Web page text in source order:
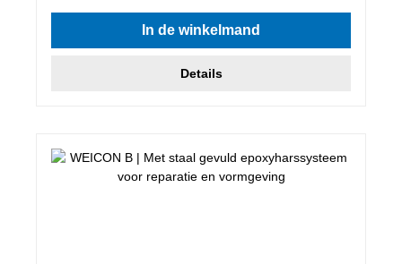
Gemiddelde waardering van 5 van 5 sterren
In de winkelmand
Details